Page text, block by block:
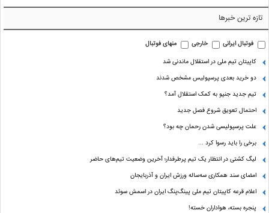
تازه ترین خبرها
فوتبال ایرانی خارجی
منهای فوتبال
کاپیتان تیم ملی در استقلال ماندنی شد
دو خرید بعدی پرسپولیس مشخص شدند
تیم جدید جنپو به کمک استقلال آمد؟
احتمال تعویق شروع فصل جدید
علت پرسپولیسی شدن رحمان چه بود؟
برخی را باید رسوا کرد …
لیگ کشتی در انتظار یک تیم پرطرفدار؛ آخرین وضعیت تیم‌های حاضر
امضای سند همکاری سه‌ساله ورزش ایران و آذربایجان
اعلام قرعه کاپیتان تیم ملی پینگ‌پنگ ایران در اسمش سوئد
پنجره بسته، هواداران خسته!